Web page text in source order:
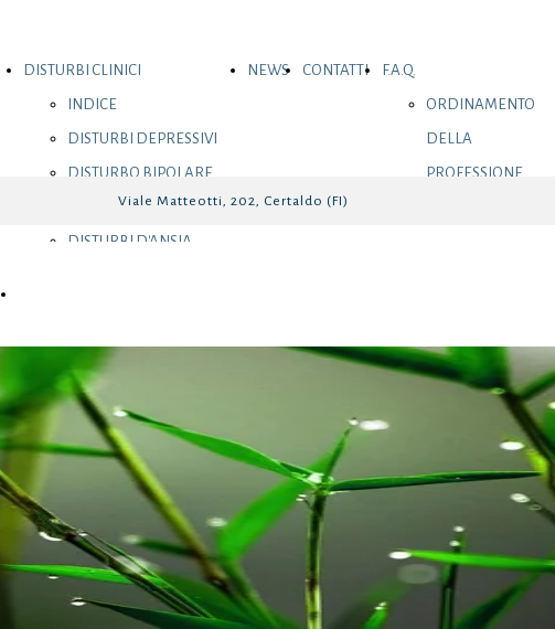
DISTURBI CLINICI
INDICE
DISTURBI DEPRESSIVI
DISTURBO BIPOLARE
E CORRELATI
DISTURBI D'ANSIA
CORRELATI
DISTURBI CORRELATI
A EVENTI TRAUMATICI
E STRESSANTI
DISTURBI
DISSOCIATIVI
DISTURBI DA SINTOMI
SOMATICI E
CORRELATI
NEWS CONTATTI F.A.Q.
ORDINAMENTO
DELLA
PROFESSIONE
Viale Matteotti, 202, Certaldo (FI)